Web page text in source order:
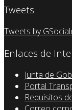
Tweets
Tweets by
Enlaces de
Junta de
Portal
Requisitos